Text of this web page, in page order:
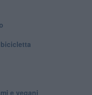
bicicletta
e vegani